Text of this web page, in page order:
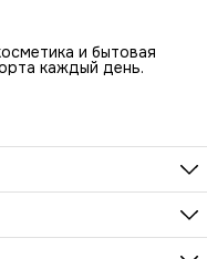
и бытовая
каждый день.